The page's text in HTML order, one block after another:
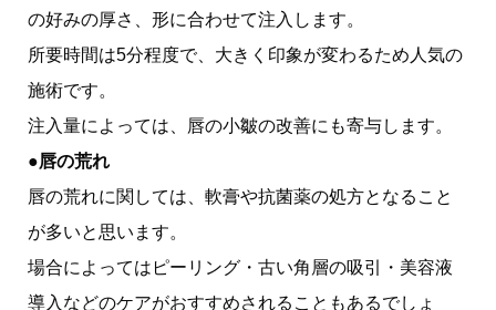
の好みの厚さ、形に合わせて注入します。
所要時間は5分程度で、大きく印象が変わるため人気の
施術です。
注入量によっては、唇の小皺の改善にも寄与します。
●唇の荒れ
唇の荒れに関しては、軟膏や抗菌薬の処方となること
が多いと思います。
場合によってはピーリング・古い角層の吸引・美容液
導入などのケアがおすすめされることもあるでしょ